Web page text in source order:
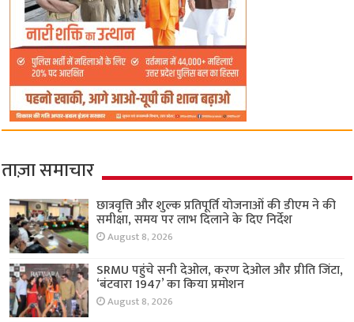
ताज़ा समाचार
छात्रवृत्ति और शुल्क प्रतिपूर्ति योजनाओं की डीएम ने की
समीक्षा, समय पर लाभ दिलाने के दिए निर्देश
August 8, 2026
SRMU पहुंचे सनी देओल, करण देओल और प्रीति जिंटा,
‘बंटवारा 1947’ का किया प्रमोशन
August 8, 2026